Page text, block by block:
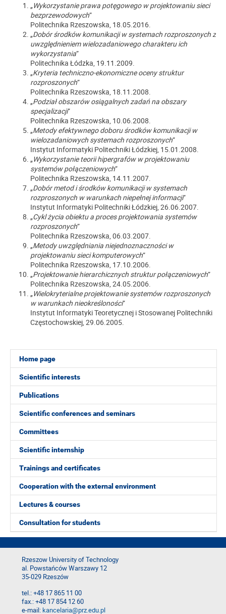
Home page
Scientific interests
Publications
Scientific conferences and seminars
Committees
Scientific internship
Trainings and certificates
Cooperation with the external environment
Lectures & courses
Consultation for students
„Wykorzystanie prawa potęgowego w projektowaniu sieci
bezprzewodowych”
Politechnika Rzeszowska, 18.05.2016.
„Dobór środków komunikacji w systemach rozproszonych z
uwzględnieniem wielozadaniowego charakteru ich
wykorzystania”
Politechnika Łódzka, 19.11.2009.
„Kryteria techniczno-ekonomiczne oceny struktur
rozproszonych”
Politechnika Rzeszowska, 18.11.2008.
„Podział obszarów osiągalnych zadań na obszary
specjalizacji”
Politechnika Rzeszowska, 10.06.2008.
„Metody efektywnego doboru środków komunikacji w
wielozadaniowych systemach rozproszonych”
Instytut Informatyki Politechniki Łódzkiej, 15.01.2008.
„Wykorzystanie teorii hipergrafów w projektowaniu
systemów połączeniowych”
Politechnika Rzeszowska, 14.11.2007.
„Dobór metod i środków komunikacji w systemach
rozproszonych w warunkach niepełnej informacji”
Instytut Informatyki Politechniki Łódzkiej, 26.06.2007.
„Cykl życia obiektu a proces projektowania systemów
rozproszonych”
Politechnika Rzeszowska, 06.03.2007.
„Metody uwzględniania niejednoznaczności w
projektowaniu sieci komputerowych”
Politechnika Rzeszowska, 17.10.2006.
„Projektowanie hierarchicznych struktur połączeniowych”
Politechnika Rzeszowska, 24.05.2006.
„Wielokryterialne projektowanie systemów rozproszonych
w warunkach nieokreśloności”
Instytut Informatyki Teoretycznej i Stosowanej Politechniki
Częstochowskiej, 29.06.2005.
Rzeszow University of Technology
al. Powstańców Warszawy 12
35-029 Rzeszów
tel.: +48 17 865 11 00
fax.: +48 17 854 12 60
e-mail:kancelaria@prz.edu.pl